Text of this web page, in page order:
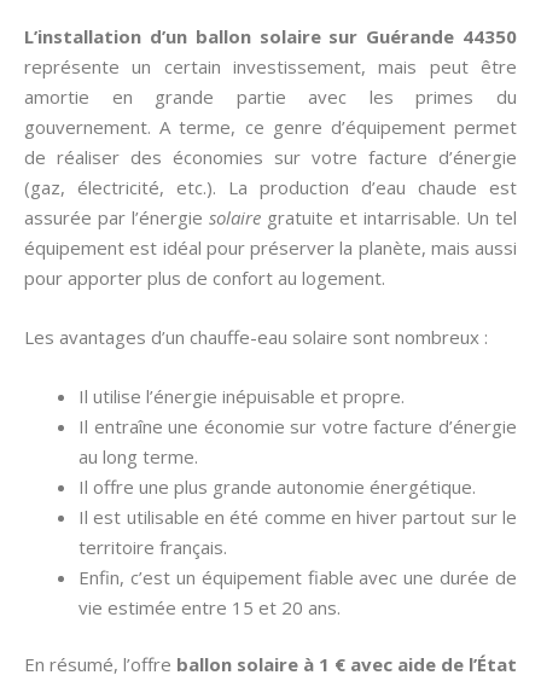
L’installation d’un ballon solaire sur Guérande 44350
représente un certain investissement, mais peut être
amortie en grande partie avec les primes du
gouvernement. A terme, ce genre d’équipement permet
de réaliser des économies sur votre facture d’énergie
(gaz, électricité, etc.). La production d’eau chaude est
assurée par l’énergie solaire gratuite et intarrisable. Un tel
équipement est idéal pour préserver la planète, mais aussi
pour apporter plus de confort au logement.
Les avantages d’un chauffe-eau solaire sont nombreux :
Il utilise l’énergie inépuisable et propre.
Il entraîne une économie sur votre facture d’énergie
au long terme.
Il offre une plus grande autonomie énergétique.
Il est utilisable en été comme en hiver partout sur le
territoire français.
Enfin, c’est un équipement fiable avec une durée de
vie estimée entre 15 et 20 ans.
En résumé, l’offre ballon solaire à 1 € avec aide de l’État